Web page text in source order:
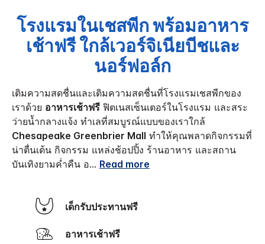
โรงแรมในเชสพีก พร้อมอาหาร
เช้าฟรี ใกล้เวอร์จิเนียบีชและ
นอร์ฟอล์ก
เติมความสดชื่นและเติมความสดชื่นที่โรงแรมเชสพีกของ
เราด้วย อาหารเช้าฟรี ฟิตเนสเซ็นเตอร์ในโรงแรม และสระ
ว่ายน้ำกลางแจ้ง ทำเลที่สมบูรณ์แบบของเราใกล้
Chesapeake Greenbrier Mall ทำให้คุณพลาดกิจกรรมที่
น่าตื่นเต้น กิจกรรม แหล่งช้อปปิ้ง ร้านอาหาร และสถาน
บันเทิงยามค่ำคืน อ... Read more
เด็กรับประทานฟรี
อาหารเช้าฟรี